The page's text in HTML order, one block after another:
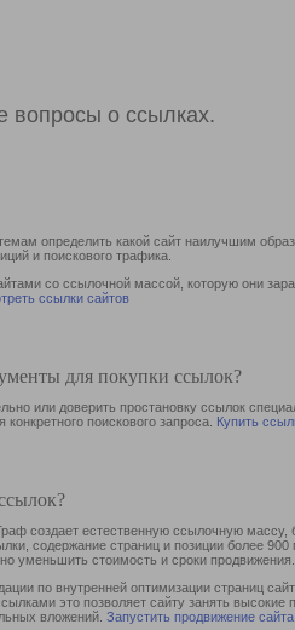
вопросы о ссылках.
определить какой сайт наилучшим
и поискового трафика.
со ссылочной массой, которую они
ссылки сайтов
для покупки ссылок?
или доверить простановку ссылок
поискового запроса. Купить
создает естественную ссылочную
содержание страниц и позиции более
уменьшить стоимость и сроки продвижения.
по внутренней оптимизации страниц
это позволяет сайту занять
вложений. Запустить продвижение сайта